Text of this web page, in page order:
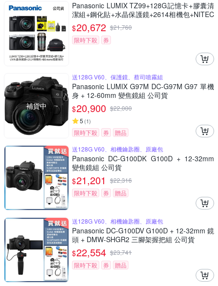
Panasonic LUMIX TZ99+128G記憶卡+膠囊清
潔組+鋼化貼+水晶保護鏡+2614相機包+NITEC
ORE BB nano 迷你電動氣吹(公司貨)
$20,672 $21,760
限時下殺
券
補貨中
送128G V60、保護鏡、蔡司噴霧組
Panasonic LUMIX G97M DC-G97M G97 單機
身 + 12-60mm 變焦鏡組 公司貨
$20,900 $22,000
5 (1)
限時下殺 券
贈品
送128G V60、相機鑰匙圈、原廠包
Panasonic DC-G100DK G100D + 12-32mm
變焦鏡組 公司貨
$21,201 $22,316
限時下殺
券 贈品
送128G V60、相機鑰匙圈、原廠包
Panasonic DC-G100DV G100D + 12-32mm 鏡
頭 + DMW-SHGR2 三腳架握把組 公司貨
$22,554 $23,741
限時下殺
券 贈品